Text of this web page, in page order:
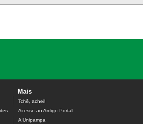
Mais
Tchê, achei!
Acesso ao Antigo Portal
A Unipampa